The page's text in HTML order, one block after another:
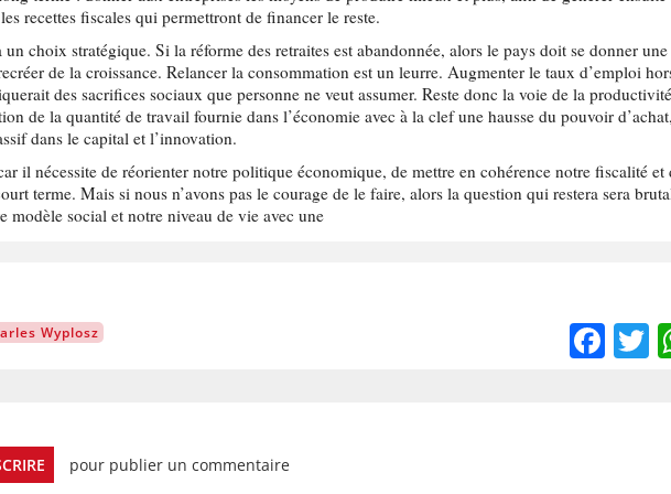
recettes fiscales qui permettront de financer le reste.
choix stratégique. Si la réforme des retraites est abandonnée, alors le pays doit se donner une
de la croissance. Relancer la consommation est un leurre. Augmenter le taux d’emploi
des sacrifices sociaux que personne ne veut assumer. Reste donc la voie de la
de la quantité de travail fournie dans l’économie avec à la clef une hausse du pouvoir d’achat,
dans le capital et l’innovation.
il nécessite de réorienter notre politique économique, de mettre en cohérence notre fiscalité et
terme. Mais si nous n’avons pas le courage de le faire, alors la question qui restera sera
modèle social et notre niveau de vie avec une
Wyplosz
pour publier un commentaire